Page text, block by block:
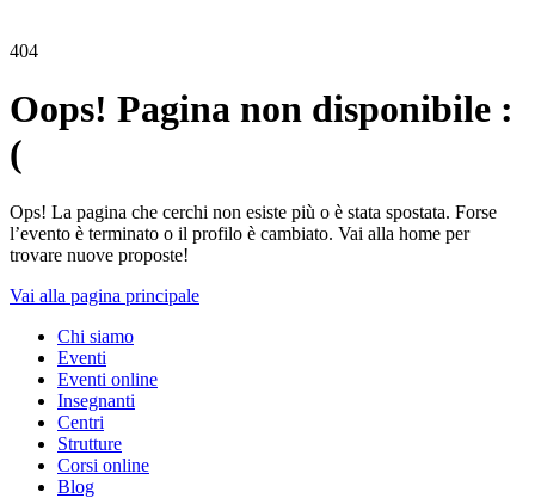
404
Oops! Pagina non disponibile :
(
Ops! La pagina che cerchi non esiste più o è stata spostata. Forse
l’evento è terminato o il profilo è cambiato. Vai alla home per
trovare nuove proposte!
Vai alla pagina principale
Chi siamo
Eventi
Eventi online
Insegnanti
Centri
Strutture
Corsi online
Blog